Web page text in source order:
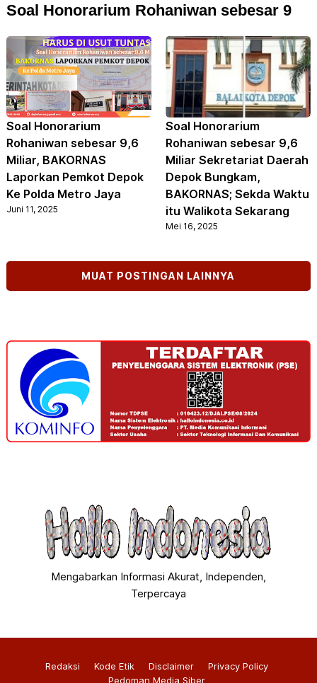
Soal Honorarium Rohaniwan sebesar 9
Soal Honorarium
Rohaniwan sebesar 9,6
Miliar, BAKORNAS
Laporkan Pemkot Depok
Ke Polda Metro Jaya
Juni 11, 2025
Soal Honorarium
Rohaniwan sebesar 9,6
Miliar Sekretariat Daerah
Depok Bungkam,
BAKORNAS; Sekda Waktu
itu Walikota Sekarang
Mei 16, 2025
MUAT POSTINGAN LAINNYA
Mengabarkan Informasi Akurat, Independen,
Terpercaya
Redaksi Kode Etik Disclaimer
Privacy Policy
Pedoman Media Siber